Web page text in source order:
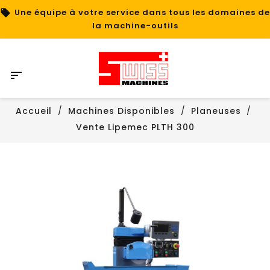
Une équipe à votre service dans tous les domaines de
la machine-outils

Accueil Machines Disponibles
Planeuses
Vente Lipemec PLTH 300